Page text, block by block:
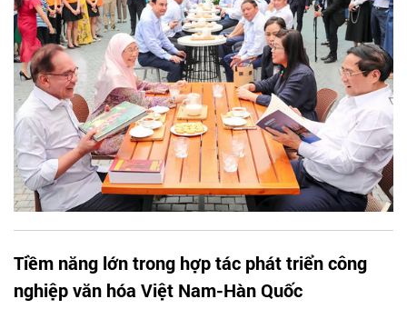
Tiềm năng lớn trong hợp tác phát triển công
nghiệp văn hóa Việt Nam-Hàn Quốc